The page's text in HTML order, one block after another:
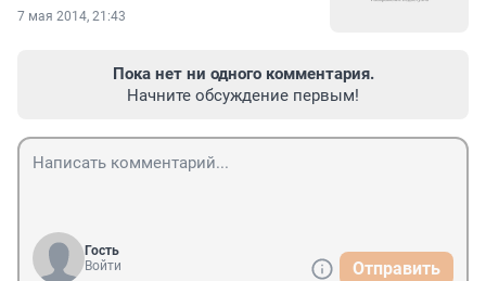
7 мая 2014, 21:43
Пока нет ни одного комментария.
Начните обсуждение первым!
Гость
Войти
Отправить